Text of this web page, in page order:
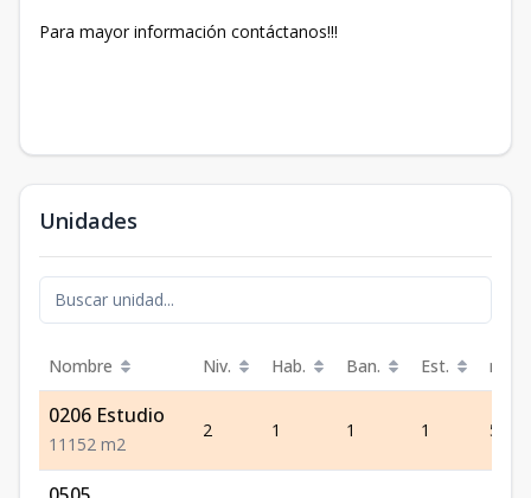
Para mayor información contáctanos!!!
Unidades
Nombre Niv. Hab. Ban. Est. m²
0206 Estudio
1 1 1 52 m2
2 1 1 1 52